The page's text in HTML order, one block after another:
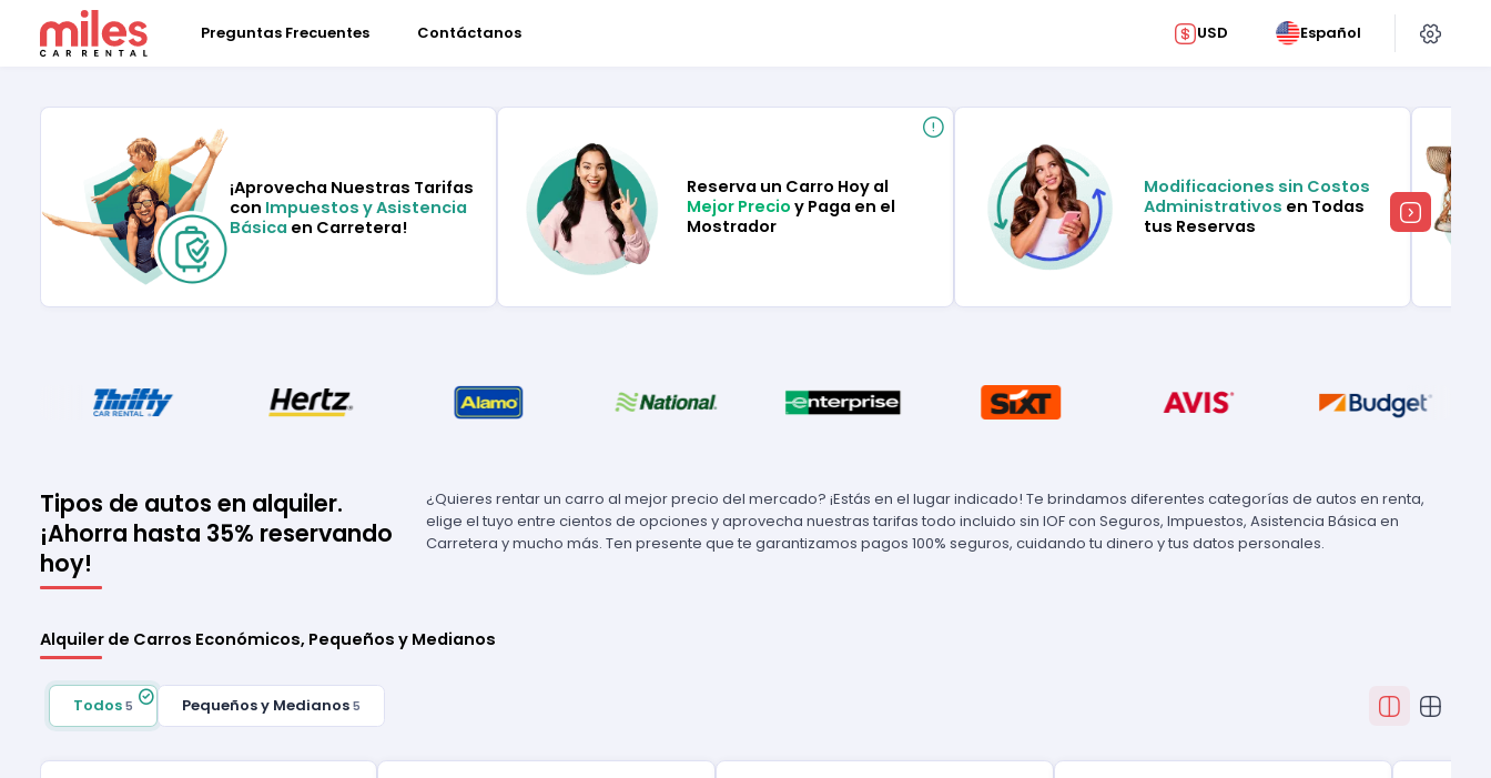
Preguntas Frecuentes Contáctanos USD Español
¡Aprovecha Nuestras Tarifas
con Impuestos y Asistencia
Básica en Carretera!
Reserva un Carro Hoy al
Mejor Precio y Paga en el
Mostrador
Modificaciones sin Costos
Administrativos en Todas
tus Reservas
Tipos de autos en alquiler.
¡Ahorra hasta 35% reservando
hoy!
¿Quieres rentar un carro al mejor precio del mercado? ¡Estás en el lugar indicado! Te brindamos diferentes categorías de autos en renta,
elige el tuyo entre cientos de opciones y aprovecha nuestras tarifas todo incluido sin IOF con Seguros, Impuestos, Asistencia Básica en
Carretera y mucho más. Ten presente que te garantizamos pagos 100% seguros, cuidando tu dinero y tus datos personales.
Alquiler de Carros Económicos, Pequeños y Medianos
Todos 5 Pequeños y Medianos5